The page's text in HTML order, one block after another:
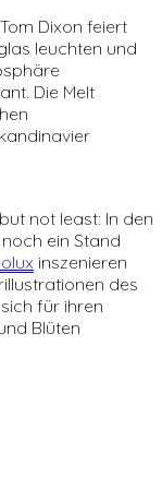
Dixon feiert
leuchten und
Die Melt
not least: In den
ein Stand
inszenieren
des
für ihren
Blüten